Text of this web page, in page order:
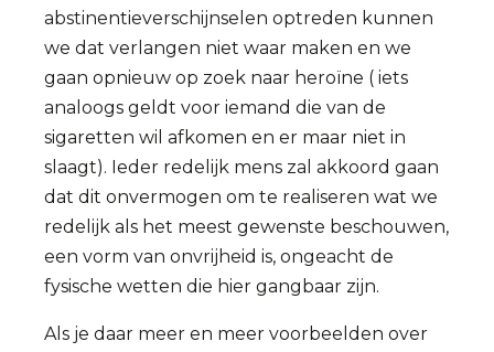
abstinentieverschijnselen optreden kunnen
we dat verlangen niet waar maken en we
gaan opnieuw op zoek naar heroïne ( iets
analoogs geldt voor iemand die van de
sigaretten wil afkomen en er maar niet in
slaagt). Ieder redelijk mens zal akkoord gaan
dat dit onvermogen om te realiseren wat we
redelijk als het meest gewenste beschouwen,
een vorm van onvrijheid is, ongeacht de
fysische wetten die hier gangbaar zijn.
Als je daar meer en meer voorbeelden over